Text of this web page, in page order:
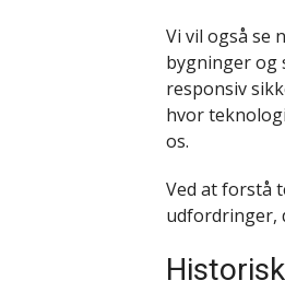
Vi vil også se
bygninger og
responsiv
hvor
os.
Ved at forstå
udfordringer,